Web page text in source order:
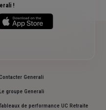
!
Generali
Le groupe Generali
de performance UC Retraite